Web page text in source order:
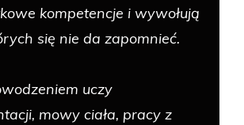
kompetencje i wywołują
się nie da zapomnieć.
uczy
mowy ciała, pracy z